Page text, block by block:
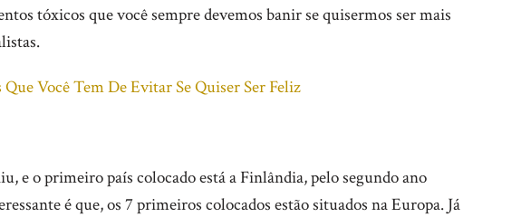
tóxicos que você sempre devemos banir se quisermos ser mais
Que Você Tem De Evitar Se Quiser Ser Feliz
e o primeiro país colocado está a Finlândia, pelo segundo ano
é que, os 7 primeiros colocados estão situados na Europa. Já